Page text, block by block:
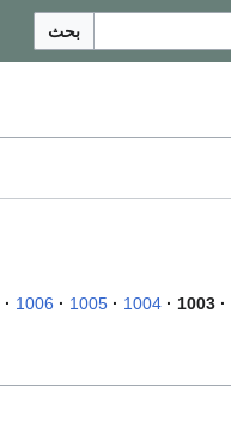
بحث
1003
1004
1005
1006